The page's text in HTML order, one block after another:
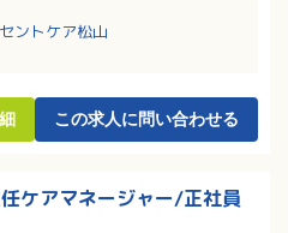
（定額手当込み）で高給与も魅
！
ントケア松山
この求人に問い合わせる
ケアマネージャー/正社員